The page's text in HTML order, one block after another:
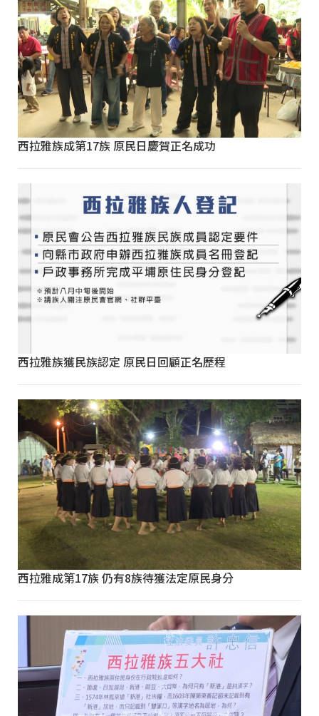
西拉雅族成第17族 原民日慶賀正名成功
西拉雅族獲民族認定 原民日回顧正名歷程
西拉雅成第17族 仍有8族待獲法定原民身分